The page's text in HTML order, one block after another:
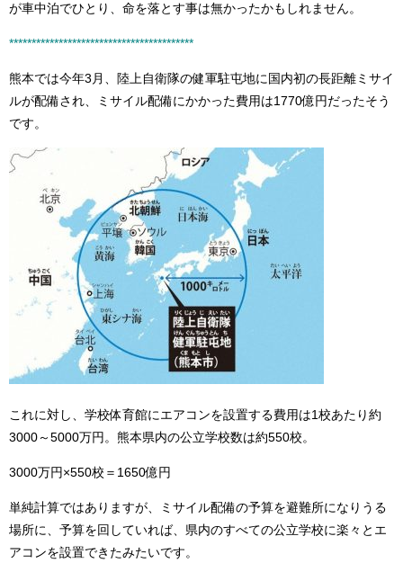
が車中泊でひとり、命を落とす事は無かったかもしれません。
*****************************************
熊本では今年3月、陸上自衛隊の健軍駐屯地に国内初の長距離ミサイ
ルが配備され、ミサイル配備にかかった費用は1770億円だったそう
です。
これに対し、学校体育館にエアコンを設置する費用は1校あたり約
3000～5000万円。熊本県内の公立学校数は約550校。
3000万円×550校＝1650億円
単純計算ではありますが、ミサイル配備の予算を避難所になりうる
場所に、予算を回していれば、県内のすべての公立学校に楽々とエ
アコンを設置できたみたいです。